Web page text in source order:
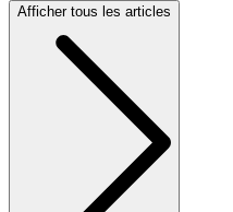
Afficher tous les articles